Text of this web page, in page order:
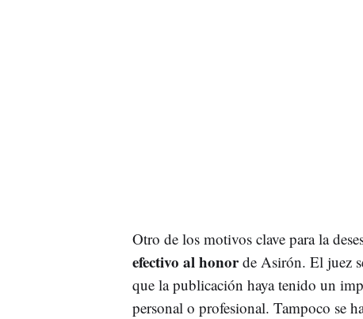
Otro de los motivos clave para la
efectivo al honorde Asirón. El juez
que la publicación haya tenido un
personal o profesional. Tampoco se